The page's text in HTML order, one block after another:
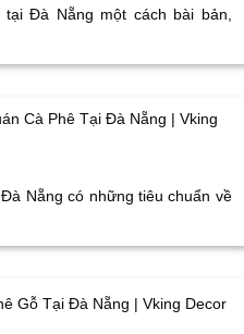
Đà Nẵng một cách bài bản,
Cà Phê Tại Đà Nẵng | Vking
Nẵng có những tiêu chuẩn về
Gỗ Tại Đà Nẵng | Vking Decor